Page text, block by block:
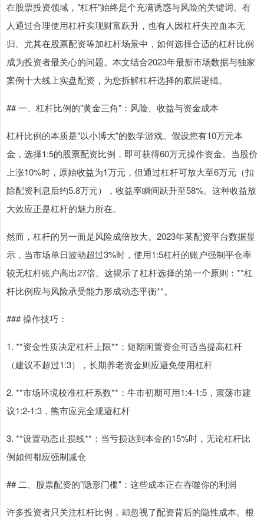
在股票投资领域，"杠杆"始终是个充满诱惑与风险的关键词。有
人通过合理使用杠杆实现财富跃升，也有人因杠杆失控血本无
归。尤其在股票配资等加杠杆场景中，如何选择合适的杠杆比例
成为投资者最关心的问题。本文结合2023年最新市场数据与独家
案例十大线上实盘配资，为您拆解杠杆选择的底层逻辑。
## 一、杠杆比例的"黄金三角"：风险、收益与资金成本
杠杆比例的本质是"以小博大"的数学游戏。假设您有10万元本
金，选择1:5的股票配资比例，即可获得60万元操作资金。当股价
上涨10%时，原始收益为1万元，但通过杠杆可放大至6万元（扣
除配资利息后约5.8万元），收益率瞬间跃升至58%。这种收益放
大效应正是杠杆的魅力所在。
然而，杠杆的另一面是风险成倍放大。2023年某配资平台数据显
示，当市场单日波动超过3%时，使用1:5杠杆的账户强制平仓率
较无杠杆账户高出27倍。这揭示了杠杆选择的第一个原则：**杠
杆比例应与风险承受能力形成动态平衡**。
### 操作技巧：
1. **资金性质决定杠杆上限**：短期闲置资金可适当提高杠杆
（建议不超过1:3），长期养老资金则应避免使用杠杆
2. **市场环境校准杠杆系数**：牛市初期可用1:4-1:5，震荡市建
议1:2-1:3，熊市应完全规避杠杆
3. **设置动态止损线**：当亏损达到本金的15%时，无论杠杆比
例如何都应强制减仓
## 二、股票配资的"隐形门槛"：这些成本正在吞噬你的利润
许多投资者只关注杠杆比例，却忽视了配资背后的隐性成本。根